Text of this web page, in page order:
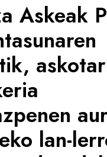
Askeak
lan-